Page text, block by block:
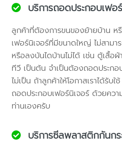
บริการถอดประกอบเฟอ
ลูกค้าที่ต้องการขนของย้ายบ้าน ห
เฟอร์นิเจอร์ที่มีขนาดใหญ่ ไม่สาม
หรือลงบันไดบ้านไม่ได้ เช่น ตู้เสื้อ
ทีวี เป็นต้น จำเป็นต้องถอดประก
ไม่เป็น ถ้าลูกค้าให้โอกาสเราได้รับใ
ถอดประกอบเฟอร์นิเจอร์ ด้วยควา
ท่านเองครับ
บริการซีลพลาสติกกันกร